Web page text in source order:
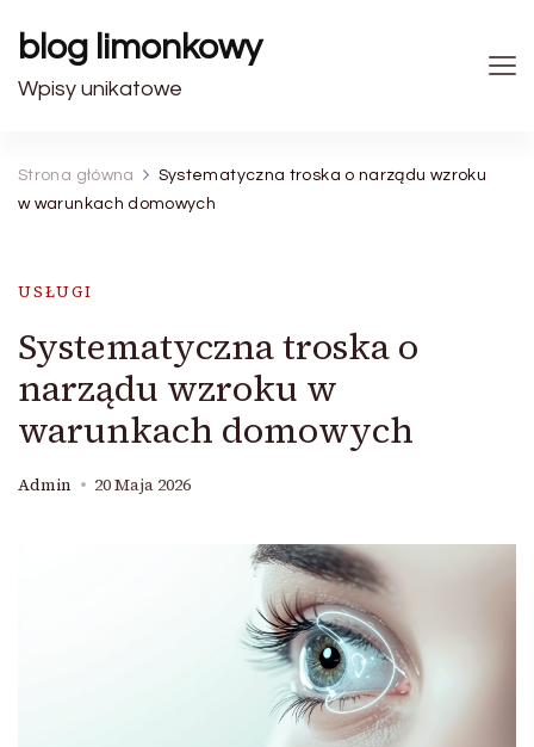
blog limonkowy
Wpisy unikatowe
Strona główna
Systematyczna troska o narządu wzroku
w warunkach domowych
USŁUGI
Systematyczna troska o
narządu wzroku w
warunkach domowych
Admin 20 Maja 2026